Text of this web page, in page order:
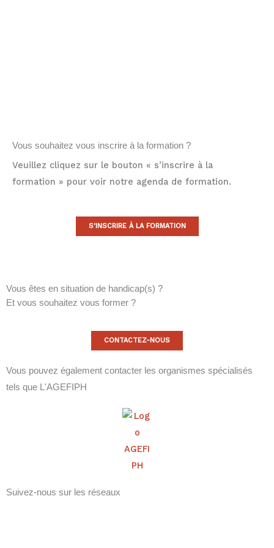
Vous souhaitez vous inscrire à la formation ?
Veuillez cliquez sur le bouton « s’inscrire à la
formation » pour voir notre agenda de formation.
S'INSCRIRE À LA FORMATION
Vous êtes en situation de handicap(s) ?
Et vous souhaitez vous former ?
CONTACTEZ-NOUS
Vous pouvez également contacter les organismes spécialisés
tels que
L'AGEFIPH
Suivez-nous sur les réseaux